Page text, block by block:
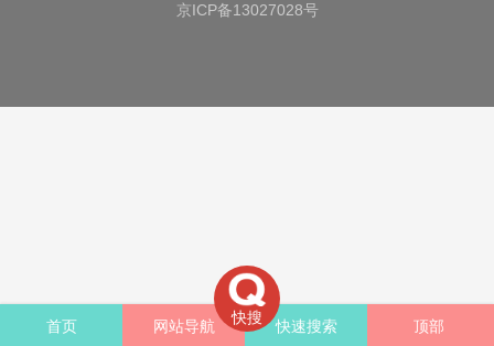
快搜
首页 网站导航 快速搜索 顶部
京ICP备13027028号